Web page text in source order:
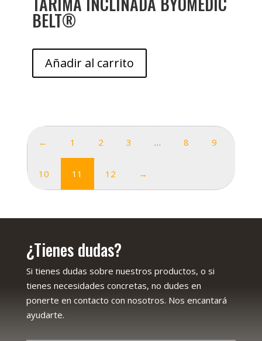
BELT®
Añadir al carrito
← 1 2 3 … 8 9
10 11 12 →
¿Tienes dudas?
Si tienes dudas sobre nuestros productos, o si
tienes necesidades concretas, no dudes en
ponerte en contacto con nosotros. Nos encantará
ayudarte.